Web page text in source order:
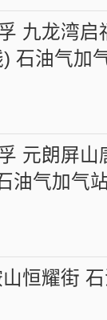
九龙湾启
石油气加
元朗屏山
油气加气
恒耀街